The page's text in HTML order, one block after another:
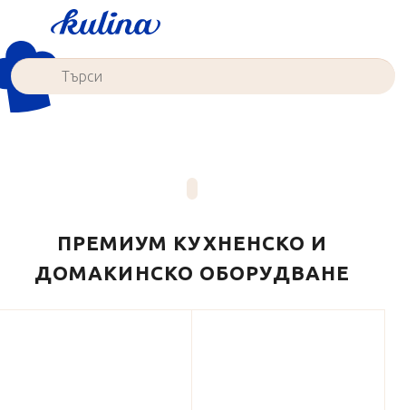
Преминаване
съдържанието
ПРЕМИУМ КУХНЕНСКО И
ДОМАКИНСКО ОБОРУДВАНЕ